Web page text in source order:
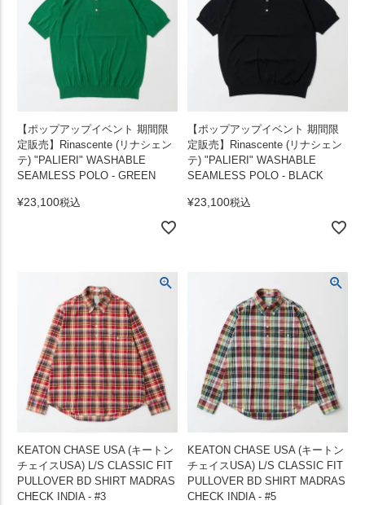
【ポップアップイベント 期間限
定販売】Rinascente (リナシェン
テ) "PALIERI" WASHABLE
SEAMLESS POLO - GREEN
¥23,100税込
【ポップアップイベント 期間限
定販売】Rinascente (リナシェン
テ) "PALIERI" WASHABLE
SEAMLESS POLO - BLACK
¥23,100税込
KEATON CHASE USA (キートン
チェイスUSA) L/S CLASSIC FIT
PULLOVER BD SHIRT MADRAS
CHECK INDIA - #3
KEATON CHASE USA (キートン
チェイスUSA) L/S CLASSIC FIT
PULLOVER BD SHIRT MADRAS
CHECK INDIA - #5